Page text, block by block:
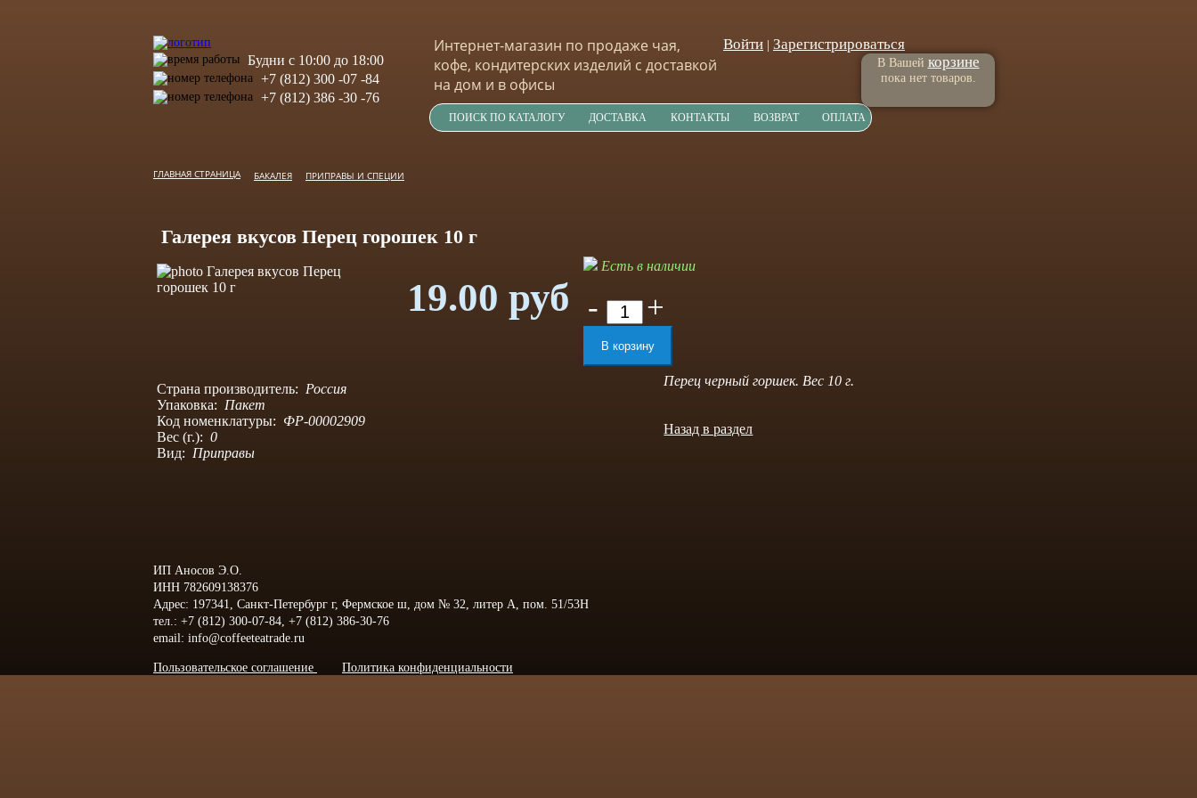
Будни с 10:00 до 18:00
+7 (812) 300 -07 -84
+7 (812) 386 -30 -76
Интернет-магазин по продаже чая,
кофе, кондитерских изделий с доставкой
на дом и в офисы
ПОИСК ПО КАТАЛОГУ ДОСТАВКА КОНТАКТЫ ВОЗВРАТ ОПЛАТА
Войти Зарегистрироваться
В Вашей корзине
пока нет товаров.
ГЛАВНАЯ СТРАНИЦА БАКАЛЕЯ ПРИПРАВЫ И СПЕЦИИ
Галерея вкусов Перец горошек 10 г
19.00 руб
Есть в наличии
- +
Страна производитель: Россия
Упаковка: Пакет
Код номенклатуры: ФР-00002909
Вес (г.): 0
Вид: Приправы
Перец черный горшек. Вес 10 г.
Назад в раздел
ИП Аносов Э.О.
ИНН 782609138376
Адрес: 197341, Санкт-Петербург г, Фермское ш, дом № 32, литер А, пом. 51/53Н
тел.: +7 (812) 300-07-84, +7 (812) 386-30-76
email: info@coffeeteatrade.ru
Пользовательское соглашение Политика конфиденциальности